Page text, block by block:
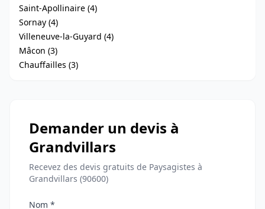
Saint-Apollinaire (4)
Sornay (4)
Villeneuve-la-Guyard (4)
Mâcon (3)
Chauffailles (3)
Demander un devis à
Grandvillars
Recevez des devis gratuits de Paysagistes à
Grandvillars (90600)
Nom *